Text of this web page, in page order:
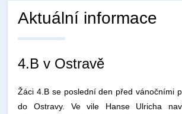
Aktuální informace
4.B v Ostravě
Žáci 4.B se poslední den před vánočními
do Ostravy. Ve vile Hanse Ulricha